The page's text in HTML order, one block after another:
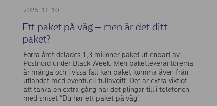
2025-11-10
Ett paket på väg – men är det ditt
paket?
Förra året delades 1,3 miljoner paket ut enbart av
Postnord under Black Week. Men paketleverantörerna
är många och i vissa fall kan paket komma även från
utlandet med eventuell tullavgift. Det är extra viktigt
att tänka en extra gång när det plingar till i telefonen
med smset ”Du har ett paket på väg”.